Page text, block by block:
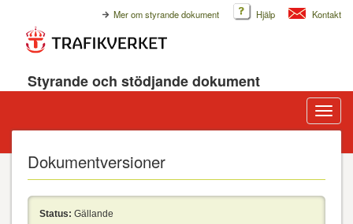
Mer om styrande dokument Hjälp Kontakt
Styrande och stödjande dokument
Visa/
meny
Dokumentversioner
Status: Gällande